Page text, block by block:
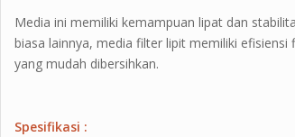
Media ini memiliki kemampuan lipat dan
biasa lainnya, media filter lipit memiliki
yang mudah dibersihkan.
Spesifikasi :